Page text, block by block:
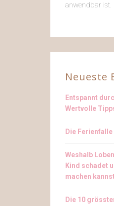
anwendbar ist.
Neueste
Entspannt
Wertvolle
Die Ferienfalle
Weshalb
Kind schadet
machen kannst
Die 10